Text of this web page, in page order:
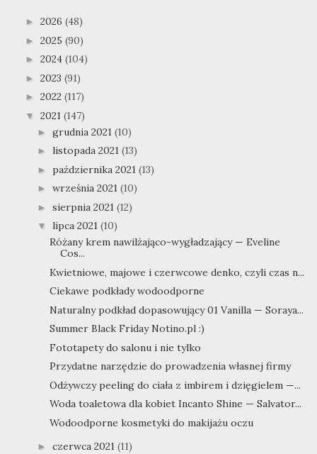
► 2026 (48)
► 2025 (90)
► 2024 (104)
► 2023 (91)
► 2022 (117)
▼ 2021 (147)
► grudnia 2021 (10)
► listopada 2021 (13)
► października 2021 (13)
► września 2021 (10)
► sierpnia 2021 (12)
▼ lipca 2021 (10)
Różany krem nawilżająco-wygładzający — Eveline
Cos...
Kwietniowe, majowe i czerwcowe denko, czyli czas n...
Ciekawe podkłady wodoodporne
Naturalny podkład dopasowujący 01 Vanilla — Soraya...
Summer Black Friday Notino.pl :)
Fototapety do salonu i nie tylko
Przydatne narzędzie do prowadzenia własnej firmy
Odżywczy peeling do ciała z imbirem i dzięgielem —...
Woda toaletowa dla kobiet Incanto Shine — Salvator...
Wodoodporne kosmetyki do makijażu oczu
► czerwca 2021 (11)